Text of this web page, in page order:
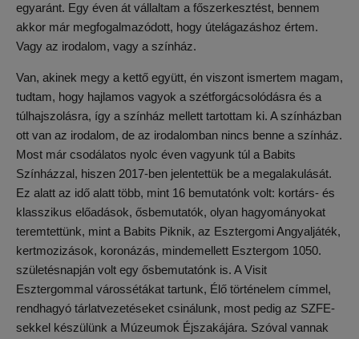
egyaránt. Egy éven át vállaltam a főszerkesztést, bennem
akkor már megfogalmazódott, hogy útelágazáshoz értem.
Vagy az irodalom, vagy a színház.
Van, akinek megy a kettő együtt, én viszont ismertem magam,
tudtam, hogy hajlamos vagyok a szétforgácsolódásra és a
túlhajszolásra, így a színház mellett tartottam ki. A színházban
ott van az irodalom, de az irodalomban nincs benne a színház.
Most már csodálatos nyolc éven vagyunk túl a Babits
Színházzal, hiszen 2017-ben jelentettük be a megalakulását.
Ez alatt az idő alatt több, mint 16 bemutatónk volt: kortárs- és
klasszikus előadások, ősbemutatók, olyan hagyományokat
teremtettünk, mint a Babits Piknik, az Esztergomi Angyaljáték,
kertmozizások, koronázás, mindemellett Esztergom 1050.
születésnapján volt egy ősbemutatónk is. A Visit
Esztergommal várossétákat tartunk, Élő történelem címmel,
rendhagyó tárlatvezetéseket csinálunk, most pedig az SZFE-
sekkel készülünk a Múzeumok Éjszakájára. Szóval vannak